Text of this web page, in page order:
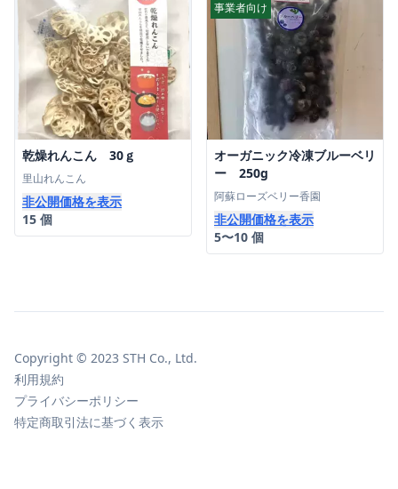
乾燥れんこん 30ｇ
里山れんこん
非公開価格を表示
15 個
事業者向け
オーガニック冷凍ブルーベリ
ー 250g
阿蘇ローズベリー香園
非公開価格を表示
5〜10 個
Copyright © 2023 STH Co., Ltd.
利用規約
プライバシーポリシー
特定商取引法に基づく表示